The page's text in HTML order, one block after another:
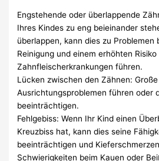
Engstehende oder überlappende
Ihres Kindes zu eng beieinander
überlappen, kann dies zu Problemen
Reinigung und einem erhöhten
Zahnfleischerkrankungen führen.
Lücken zwischen den Zähnen:
Ausrichtungsproblemen führen oder
beeinträchtigen.
Fehlgebiss: Wenn Ihr Kind einen
Kreuzbiss hat, kann dies seine
beeinträchtigen und
Schwierigkeiten beim Kauen oder